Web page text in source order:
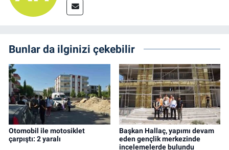
Bunlar da ilginizi çekebilir
Otomobil ile motosiklet
çarpıştı: 2 yaralı
Başkan Hallaç, yapımı devam
eden gençlik merkezinde
incelemelerde bulundu